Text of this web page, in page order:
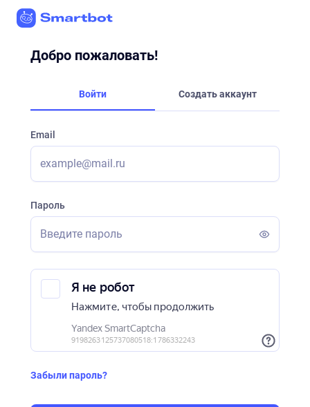
Добро пожаловать!
Войти Создать аккаунт
Email
Пароль
Забыли пароль?